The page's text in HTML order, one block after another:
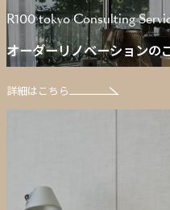
R100 tokyo Consulting
オーダーリノベーションの
詳細はこちら